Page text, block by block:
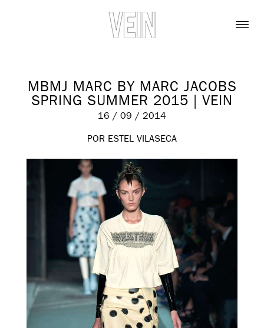
MBMJ MARC BY MARC JACOBS
SPRING SUMMER 2015 | VEIN
16 / 09 / 2014
POR ESTEL VILASECA